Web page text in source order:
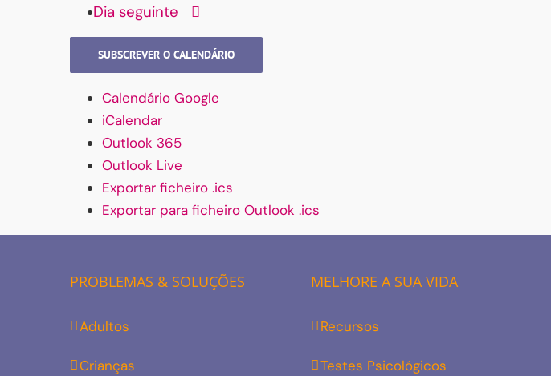
Dia seguinte
SUBSCREVER O CALENDÁRIO
Calendário Google
iCalendar
Outlook 365
Outlook Live
Exportar ficheiro .ics
Exportar para ficheiro Outlook .ics
PROBLEMAS & SOLUÇÕES
Adultos
Crianças
MELHORE A SUA VIDA
Recursos
Testes Psicológicos